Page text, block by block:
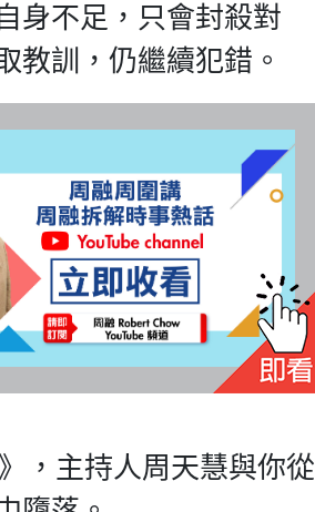
身不足，只會封殺對
教訓，仍繼續犯錯。
，主持人周天慧與你從